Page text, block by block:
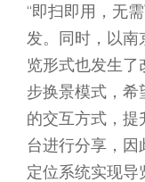
“即扫即用，无
发。同时，以南
览形式也发生
步换景模式，希
的交互方式，
台进行分享，因
定位系统实现